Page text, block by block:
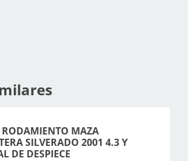
RODAMIENTO MAZA
SILVERADO 2001 4.3 Y
DE DESPIECE